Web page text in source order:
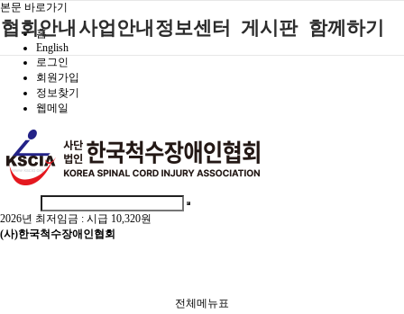
본문 바로가기
홈
English
로그인
회원가입
정보찾기
웹메일
2026년 최저임금 : 시급 10,320원
(사)한국척수장애인협회
협회안내
인사말
연혁
조직도
척수장애란?
정관
찾아오시는길
사업안내
단체지원사업
척수장애인재
척수장애인직
업재활
문화예술위원
정보센터
함께하는 여
행
게시판
솔루션위원회
상담실
함께하기
전체메뉴표